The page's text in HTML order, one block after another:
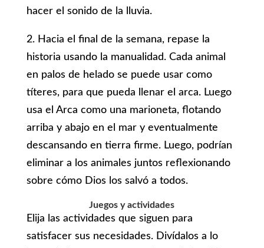
hacer el sonido de la lluvia.
2. Hacia el final de la semana, repase la
historia usando la manualidad. Cada animal
en palos de helado se puede usar como
títeres, para que pueda llenar el arca. Luego
usa el Arca como una marioneta, flotando
arriba y abajo en el mar y eventualmente
descansando en tierra firme. Luego, podrían
eliminar a los animales juntos reflexionando
sobre cómo Dios los salvó a todos.
Juegos y actividades
Elija las actividades que siguen para
satisfacer sus necesidades. Divídalos a lo